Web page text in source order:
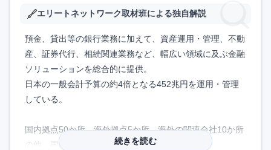
エリートネットワーク取材班による独自解説
預金、貸出等の銀行業務に加えて、資産運用・管理、不動
産、証券代行、相続関連業務など、幅広い領域に及ぶ金融
ソリューションを総合的に提供。
日本の一般会計予算の約4倍となる452兆円を運用・管理
している。
国内拠点50か所、海外拠点5か所、海外の関連会社10か所
の他、国内外110社のグループ会社を持つ。
続きを読む